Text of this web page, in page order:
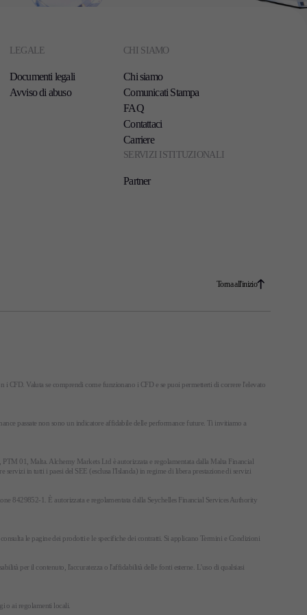
LEGALE
Documenti legali
Avviso di abuso
CHI SIAMO
Chi siamo
Comunicati Stampa
FAQ
Contattaci
Carriere
SERVIZI ISTITUZIONALI
Partner
Torna all'inizio
CFD. Valuta se comprendi come funzionano i CFD e se puoi permetterti di correre l'elevato
passate non sono un indicatore affidabile delle performance future. Ti invitiamo a
01, Malta. Alchemy Markets Ltd è autorizzata e regolamentata dalla Malta Financial
in tutti i paesi del SEE (esclusa l'Islanda) in regime di libera prestazione di servizi
8429852-1. È autorizzata e regolamentata dalla Seychelles Financial Services Authority
le pagine dei prodotti e le specifiche dei contratti. Si applicano Termini e Condizioni
per il contenuto, l'accuratezza o l'affidabilità delle fonti esterne. L'uso di qualsiasi
o ai regolamenti locali.